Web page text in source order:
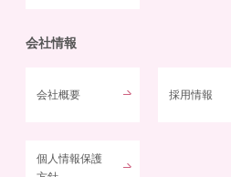
会社情報
会社概要 採用情報
個人情報保護